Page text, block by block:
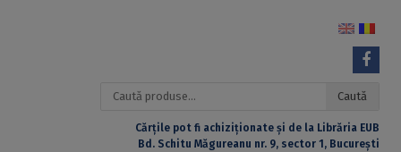
Caută
Caută
Cărțile pot fi achiziționate și de la Librăria EUB
Bd. Schitu Măgureanu nr. 9, sector 1, București